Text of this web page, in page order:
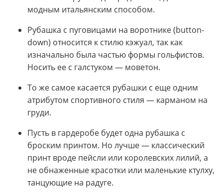
модным итальянским способом.
Рубашка с пуговицами на воротнике (button-
down) относится к стилю кэжуал, так как
изначально была частью формы гольфистов.
Носить ее с галстуком — моветон.
То же самое касается рубашки с еще одним
атрибутом спортивного стиля — карманом на
груди.
Пусть в гардеробе будет одна рубашка с
броским принтом. Но лучше — классический
принт вроде пейсли или королевских лилий, а
не обнаженные красотки или маленькие ктулху,
танцующие на радуге.